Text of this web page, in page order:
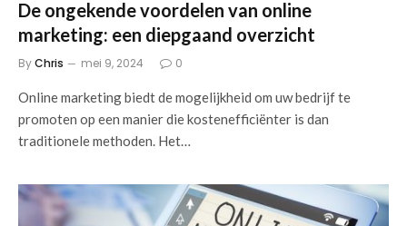
De ongekende voordelen van online
marketing: een diepgaand overzicht
ByChris mei 9, 2024 0
Online marketing biedt de mogelijkheid om uw bedrijf te
promoten op een manier die kostenefficiënter is dan
traditionele methoden. Het…